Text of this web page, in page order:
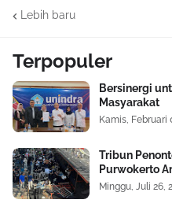
Lebih baru
Terpopuler
Bersinergi
Masyarakat
Kamis, Februari
Tribun
Purwokerto
Minggu, Juli 26,